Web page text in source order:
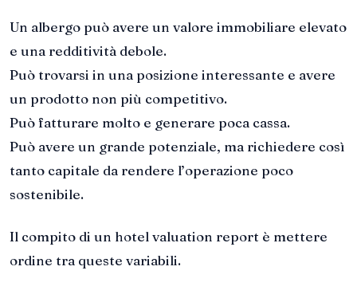
Un albergo può avere un valore immobiliare elevato
e una redditività debole.
Può trovarsi in una posizione interessante e avere
un prodotto non più competitivo.
Può fatturare molto e generare poca cassa.
Può avere un grande potenziale, ma richiedere così
tanto capitale da rendere l’operazione poco
sostenibile.
Il compito di un hotel valuation report è mettere
ordine tra queste variabili.